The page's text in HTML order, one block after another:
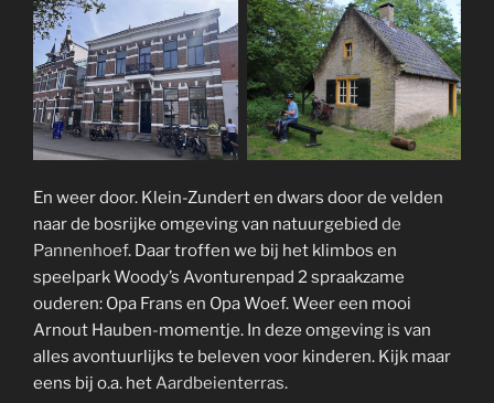
En weer door. Klein-Zundert en dwars door de velden
naar de bosrijke omgeving van natuurgebied de
Pannenhoef. Daar troffen we bij het klimbos en
speelpark Woody’s Avonturenpad 2 spraakzame
ouderen: Opa Frans en Opa Woef. Weer een mooi
Arnout Hauben-momentje. In deze omgeving is van
alles avontuurlijks te beleven voor kinderen. Kijk maar
eens bij o.a. hetAardbeienterras.